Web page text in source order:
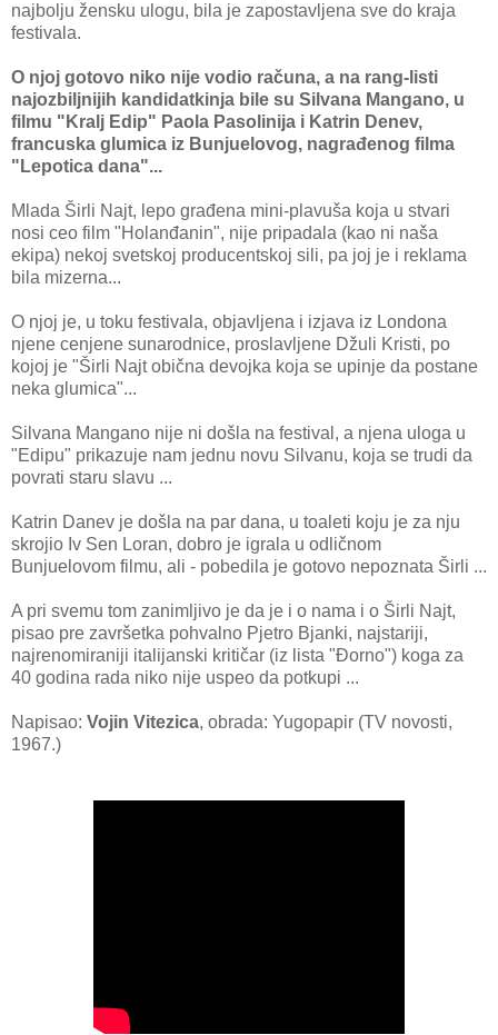
najbolju žensku ulogu, bila je zapostavljena sve do kraja
festivala.
O njoj gotovo niko nije vodio računa, a na rang-listi
najozbiljnijih kandidatkinja bile su Silvana Mangano, u
filmu "Kralj Edip" Paola Pasolinija i Katrin Denev,
francuska glumica iz Bunjuelovog, nagrađenog filma
"Lepotica dana"...
Mlada Širli Najt, lepo građena mini-plavuša koja u stvari
nosi ceo film "Holanđanin", nije pripadala (kao ni naša
ekipa) nekoj svetskoj producentskoj sili, pa joj je i reklama
bila mizerna...
O njoj je, u toku festivala, objavljena i izjava iz Londona
njene cenjene sunarodnice, proslavljene Džuli Kristi, po
kojoj je "Širli Najt obična devojka koja se upinje da postane
neka glumica"...
Silvana Mangano nije ni došla na festival, a njena uloga u
"Edipu" prikazuje nam jednu novu Silvanu, koja se trudi da
povrati staru slavu ...
Katrin Danev je došla na par dana, u toaleti koju je za nju
skrojio Iv Sen Loran, dobro je igrala u odličnom
Bunjuelovom filmu, ali - pobedila je gotovo nepoznata Širli ...
A pri svemu tom zanimljivo je da je i o nama i o Širli Najt,
pisao pre završetka pohvalno Pjetro Bjanki, najstariji,
najrenomiraniji italijanski kritičar (iz lista "Đorno") koga za
40 godina rada niko nije uspeo da potkupi ...
Napisao: Vojin Vitezica, obrada: Yugopapir (TV novosti,
1967.)